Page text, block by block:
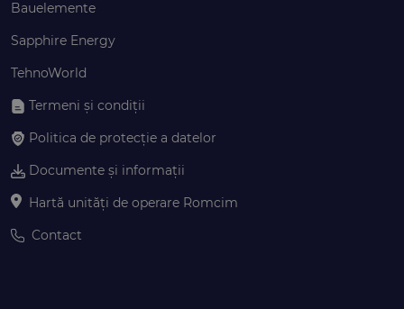
Bauelemente
Sapphire Energy
TehnoWorld
Termeni și condiții
Politica de protecție a datelor
Documente și informații
Hartă unități de operare Romcim
Contact